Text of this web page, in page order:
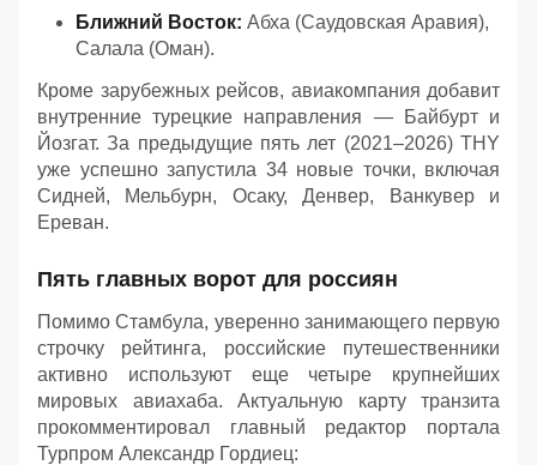
Ближний Восток: Абха (Саудовская Аравия),
Салала (Оман).
Кроме зарубежных рейсов, авиакомпания добавит
внутренние турецкие направления — Байбурт и
Йозгат. За предыдущие пять лет (2021–2026) THY
уже успешно запустила 34 новые точки, включая
Сидней, Мельбурн, Осаку, Денвер, Ванкувер и
Ереван.
Пять главных ворот для россиян
Помимо Стамбула, уверенно занимающего первую
строчку рейтинга, российские путешественники
активно используют еще четыре крупнейших
мировых авиахаба. Актуальную карту транзита
прокомментировал главный редактор портала
Турпром Александр Гордиец: